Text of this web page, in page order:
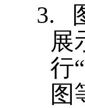
3.
展
行
图